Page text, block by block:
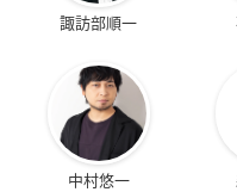
諏訪部順一
中村悠一